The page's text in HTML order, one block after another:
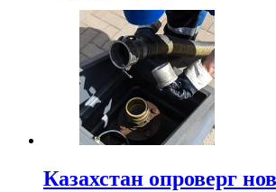
Казахстан опроверг